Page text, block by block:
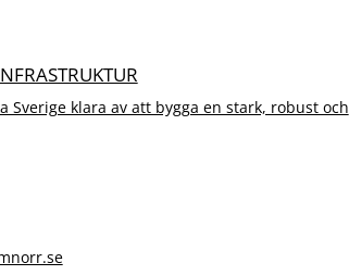
klara av att bygga en stark, robust och